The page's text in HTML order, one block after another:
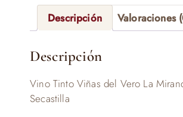
Descripción Valoraciones
Descripción
Vino Tinto Viñas del Vero La
Secastilla